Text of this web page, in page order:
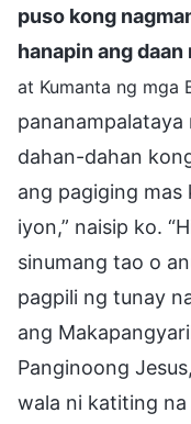
puso kong
hanapin ang daan
at Kumanta ng mga
dahan-dahan
ang pagiging mas
iyon,” naisip ko.
sinumang tao o
pagpili ng tunay
ang
Panginoong
wala ni katiting